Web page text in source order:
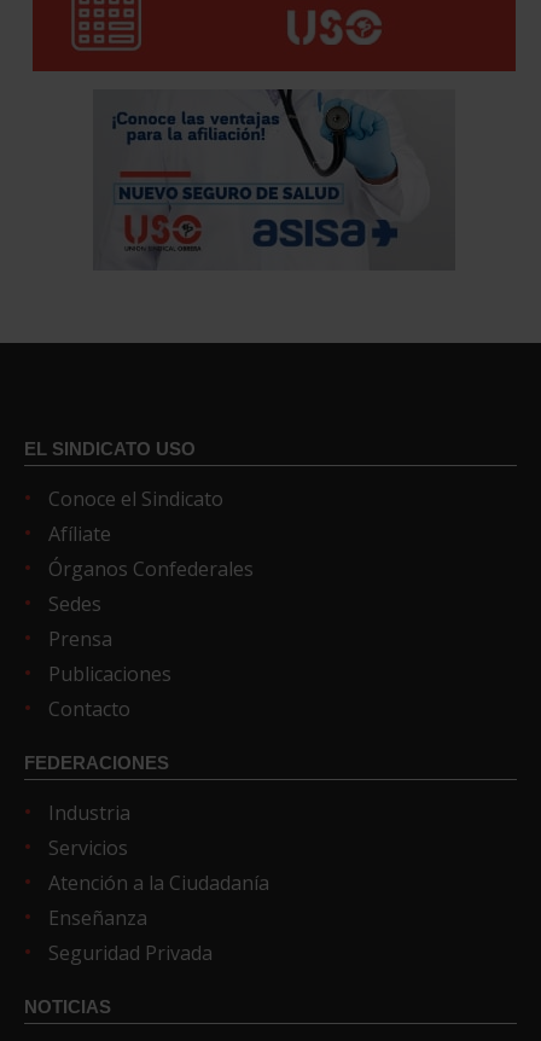
EL SINDICATO USO
Conoce el Sindicato
Afíliate
Órganos Confederales
Sedes
Prensa
Publicaciones
Contacto
FEDERACIONES
Industria
Servicios
Atención a la Ciudadanía
Enseñanza
Seguridad Privada
NOTICIAS